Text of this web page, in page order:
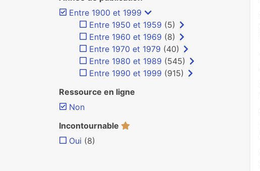
Entre 1900 et 1999
Entre 1950 et 1959 (5)
Entre 1960 et 1969 (8)
Entre 1970 et 1979 (40)
Entre 1980 et 1989 (545)
Entre 1990 et 1999 (915)
Ressource en ligne
Non
Incontournable
Oui (8)